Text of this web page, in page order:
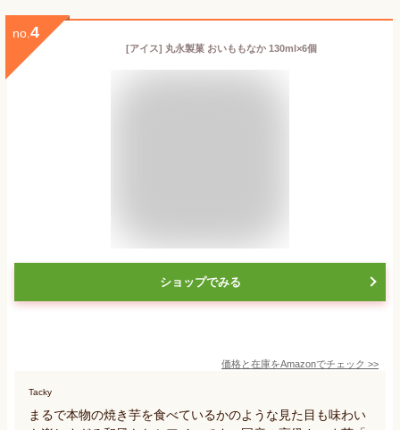
no. 4
[アイス] 丸永製菓 おいももなか 130ml×6個
ショップでみる
価格と在庫をAmazonでチェック >>
Tacky
まるで本物の焼き芋を食べているかのような見た目も味わい